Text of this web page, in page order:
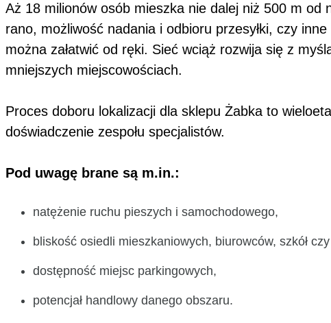
Aż 18 milionów osób mieszka nie dalej niż 500 m od
rano, możliwość nadania i odbioru przesyłki, czy
można załatwić od ręki. Sieć wciąż rozwija się z
mniejszych miejscowościach.
Proces doboru lokalizacji dla sklepu Żabka to
doświadczenie zespołu specjalistów.
Pod uwagę brane są m.in.:
natężenie ruchu pieszych i samochodowego,
bliskość osiedli mieszkaniowych, biurowców, szkół
dostępność miejsc parkingowych,
potencjał handlowy danego obszaru.